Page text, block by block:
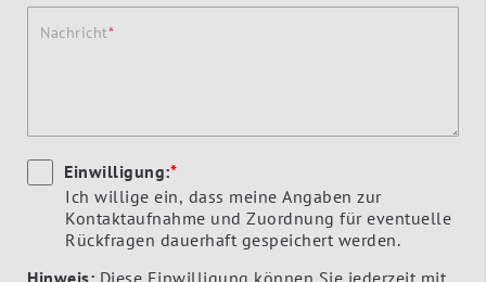
Nachricht
Einwilligung:*
Ich willige ein, dass meine Angaben zur
Kontaktaufnahme und Zuordnung für eventuelle
Rückfragen dauerhaft gespeichert werden.
Hinweis: Diese Einwilligung können Sie jederzeit mit